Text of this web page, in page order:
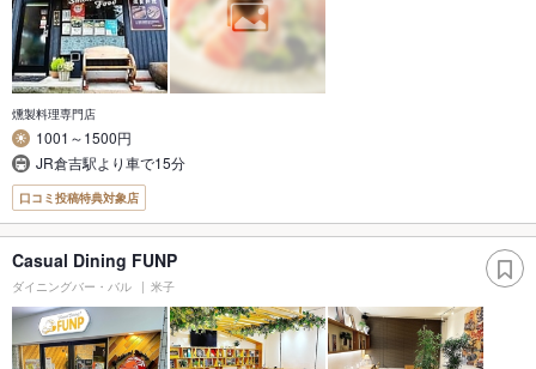
燻製料理専門店
1001～1500円
JR倉吉駅より車で15分
口コミ投稿特典対象店
Casual Dining FUNP
ダイニングバー・バル 米子